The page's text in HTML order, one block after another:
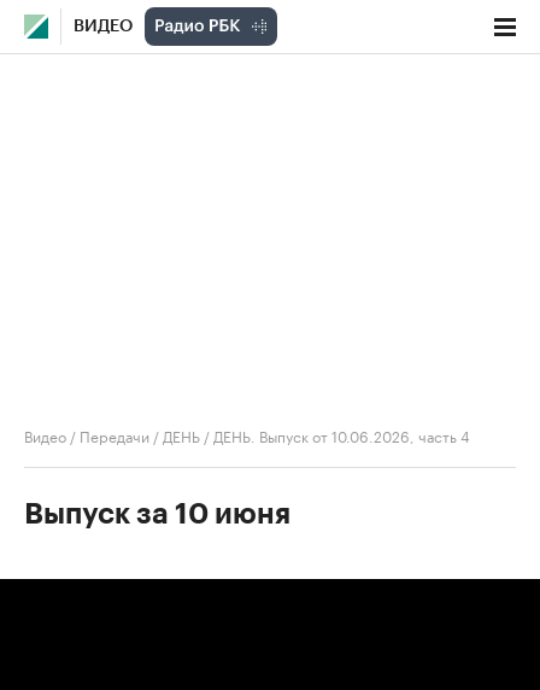
ВИДЕО
Видео / Передачи / ДЕНЬ / ДЕНЬ. Выпуск от 10.06.2026, часть 4
Выпуск за 10 июня